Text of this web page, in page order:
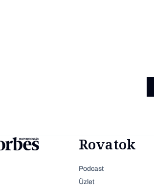
Rovatok
Podcast
Üzlet